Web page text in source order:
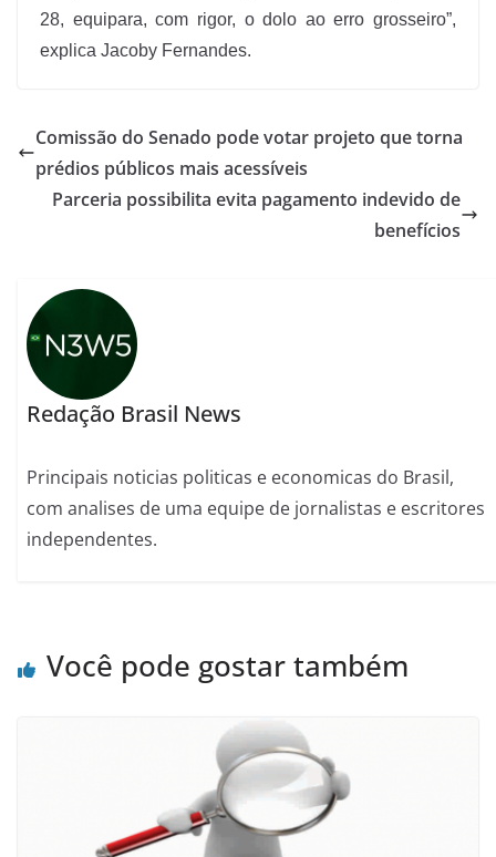
28, equipara, com rigor, o dolo ao erro grosseiro”,
explica Jacoby Fernandes.
Comissão do Senado pode votar projeto que torna
prédios públicos mais acessíveis
Parceria possibilita evita pagamento indevido de
benefícios
Redação Brasil News
Principais noticias politicas e economicas do Brasil,
com analises de uma equipe de jornalistas e escritores
independentes.
Você pode gostar também